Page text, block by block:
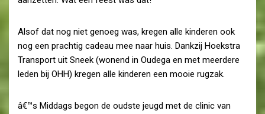
Alsof dat nog niet genoeg was, kregen alle kinderen ook
nog een prachtig cadeau mee naar huis. Dankzij Hoekstra
Transport uit Sneek (wonend in Oudega en met meerdere
leden bij OHH) kregen alle kinderen een mooie rugzak.
â€™s Middags begon de oudste jeugd met de clinic van